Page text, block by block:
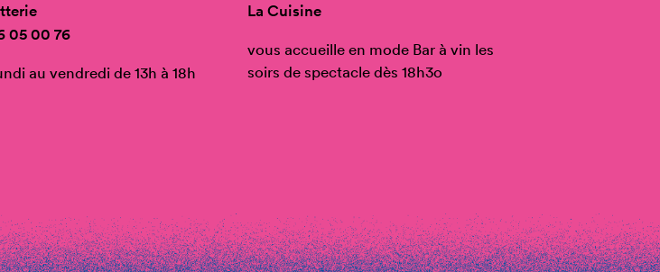
05 00 76
au vendredi de 13h à 18h
La Cuisine
vous accueille en mode Bar à vin les
soirs de spectacle dès 18h3o